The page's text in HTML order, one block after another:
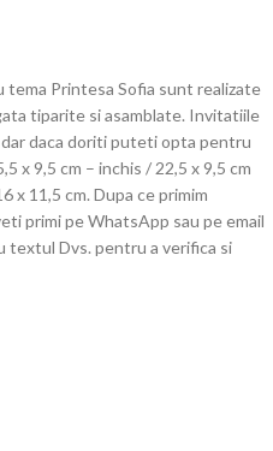
Printesa Sofia sunt realizate
tiparite si asamblate. Invitatiile
daca doriti puteti opta pentru
x 9,5 cm – inchis / 22,5 x 9,5 cm
x 11,5 cm. Dupa ce primim
primi pe WhatsApp sau pe email
textul Dvs. pentru a verifica si